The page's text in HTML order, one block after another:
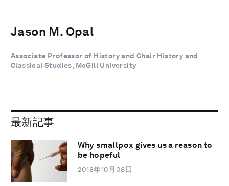
Jason M. Opal
Associate Professor of History and Chair History and
Classical Studies, McGill University
最新記事
Why smallpox gives us a reason to
be hopeful
2018年10月08日